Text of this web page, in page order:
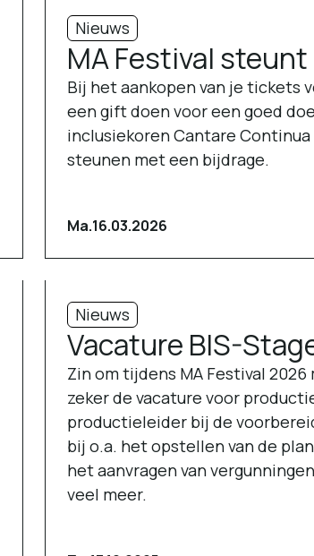
Nieuws
MA Festival steunt
Bij het aankopen van je tickets
een gift doen voor een goed
inclusiekoren Cantare
steunen met een bijdrage.
Ma.16.03.2026
Nieuws
Vacature BIS-
Zin om tijdens MA Festival
zeker de vacature voor
productieleider bij de
bij o.a. het opstellen van de
het aanvragen van
veel meer.